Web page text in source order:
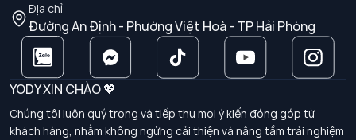
Địa chỉ
Đường An Định - Phường Việt Hoà - TP Hải Phòng
YODY XIN CHÀO 💖
Chúng tôi luôn quý trọng và tiếp thu mọi ý kiến đóng góp từ
khách hàng, nhằm không ngừng cải thiện và nâng tầm trải nghiệm